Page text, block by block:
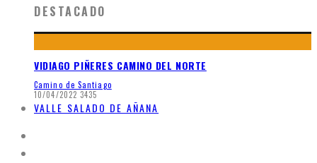
DESTACADO
VIDIAGO PIÑERES CAMINO DEL NORTE
Camino de Santiago
10/04/2022 3435
VALLE SALADO DE AÑANA